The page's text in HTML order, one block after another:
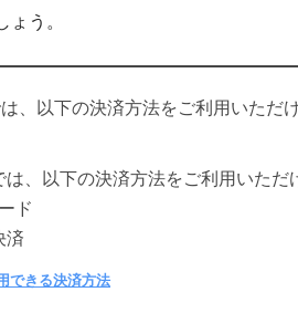
う。
、以下の決済方法をご利用いただけ
、以下の決済方法をご利用いただ
ド
済
できる決済方法